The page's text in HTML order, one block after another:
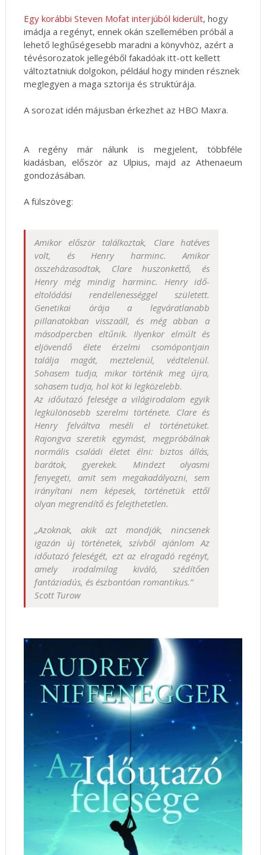
Egy korábbi Steven Mofat interjúból kiderült, hogy
imádja a regényt, ennek okán szellemében próbál a
lehető leghűségesebb maradni a könyvhöz, azért a
tévésorozatok jellegéből fakadóak itt-ott kellett
változtatniuk dolgokon, például hogy minden résznek
meglegyen a maga sztorija és struktúrája.
A sorozat idén májusban érkezhet az HBO Maxra.
A regény már nálunk is megjelent, többféle
kiadásban, először az Ulpius, majd az Athenaeum
gondozásában.
A fülszöveg:
Amikor ​először találkoztak, Clare hatéves
volt, és Henry harminc. Amikor
összeházasodtak, Clare huszonkettő, és
Henry még mindig harminc. Henry idő-
eltolódási rendellenességgel született.
Genetikai órája a legváratlanabb
pillanatokban visszaáll, és még abban a
másodpercben eltűnik. Ilyenkor elmúlt és
eljövendő élete érzelmi csomópontjain
találja magát, meztelenül, védtelenül.
Sohasem tudja, mikor történik meg újra,
sohasem tudja, hol köt ki legközelebb.
Az időutazó felesége a világirodalom egyik
legkülönösebb szerelmi története. Clare és
Henry felváltva meséli el történetüket.
Rajongva szeretik egymást, megpróbálnak
normális családi életet élni: biztos állás,
barátok, gyerekek. Mindezt olyasmi
fenyegeti, amit sem megakadályozni, sem
irányítani nem képesek, történetük ettől
olyan megrendítő és felejthetetlen.
„Azoknak, akik azt mondják, nincsenek
igazán új történetek, szívből ajánlom Az
időutazó feleségét, ezt az elragadó regényt,
amely irodalmilag kiváló, szédítően
fantáziadús, és észbontóan romantikus.”
Scott Turow